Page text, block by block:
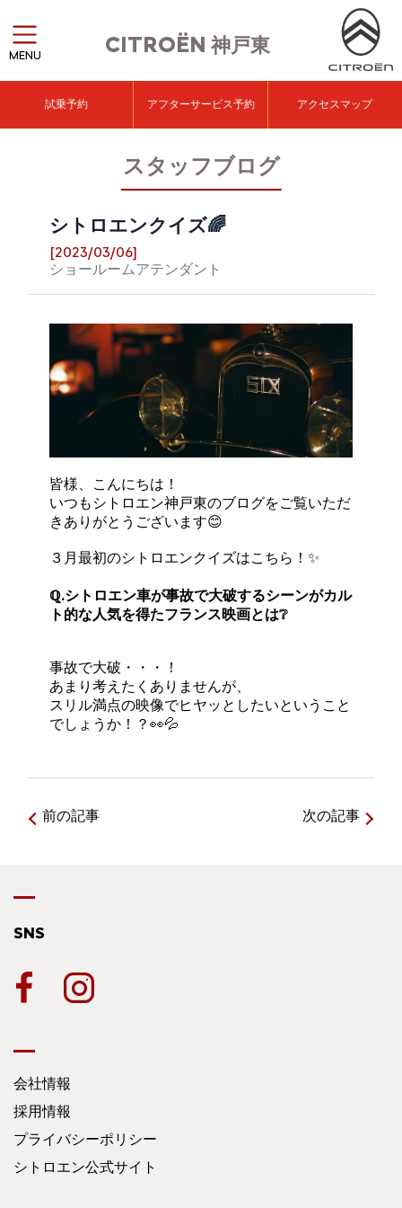
CITROËN神戸東
MENU
試乗予約 アフターサービス予約 アクセスマップ
スタッフブログ
シトロエンクイズ🌈
[2023/03/06]
ショールームアテンダント
皆様、こんにちは！
いつもシトロエン神戸東のブログをご覧いただ
きありがとうございます😊
３月最初のシトロエンクイズはこちら！✨
ℚ.シトロエン車が事故で大破するシーンがカル
ト的な人気を得たフランス映画とは❔
事故で大破・・・！
あまり考えたくありませんが、
スリル満点の映像でヒヤッとしたいということ
でしょうか！？👀💦
前の記事 次の記事
SNS
会社情報
採用情報
プライバシーポリシー
シトロエン公式サイト